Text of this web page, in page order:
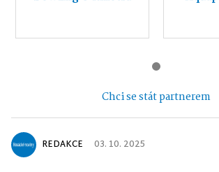
Chci se stát partnerem
REDAKCE 03. 10. 2025